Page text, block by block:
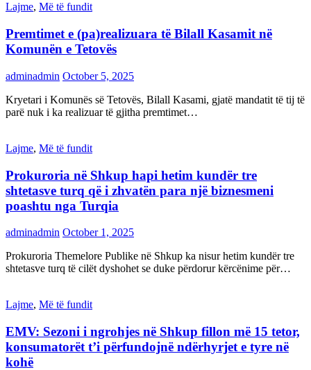
Lajme, Më të fundit
Premtimet e (pa)realizuara të Bilall Kasamit në
Komunën e Tetovës
adminadmin October 5, 2025
Kryetari i Komunës së Tetovës, Bilall Kasami, gjatë mandatit të tij të
parë nuk i ka realizuar të gjitha premtimet…
Lajme, Më të fundit
Prokuroria në Shkup hapi hetim kundër tre
shtetasve turq që i zhvatën para një biznesmeni
poashtu nga Turqia
adminadmin October 1, 2025
Prokuroria Themelore Publike në Shkup ka nisur hetim kundër tre
shtetasve turq të cilët dyshohet se duke përdorur kërcënime për…
Lajme, Më të fundit
EMV: Sezoni i ngrohjes në Shkup fillon më 15 tetor,
konsumatorët t’i përfundojnë ndërhyrjet e tyre në
kohë